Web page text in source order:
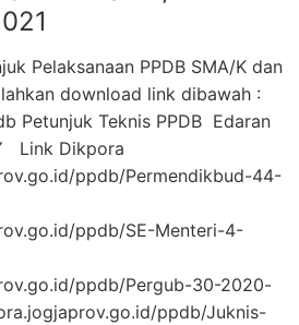
Pelaksanaan PPDB SMA/K dan
download link dibawah :
Petunjuk Teknis PPDB Edaran
Link Dikpora
ppdb/Permendikbud-44-
ppdb/SE-Menteri-4-
ppdb/Pergub-30-2020-
ppdb/Juknis-